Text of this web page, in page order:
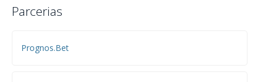
Parcerias
Prognos.Bet